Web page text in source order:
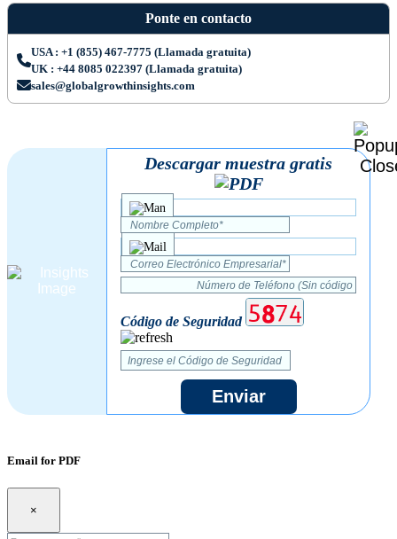
Ponte en contacto
USA : +1 (855) 467-7775 (Llamada gratuita)
UK : +44 8085 022397 (Llamada gratuita)
sales@globalgrowthinsights.com
Descargar muestra gratis
Código de Seguridad
Enviar
Email for PDF
×